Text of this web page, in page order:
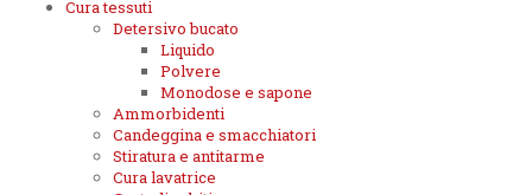
Cura tessuti
Detersivo bucato
Liquido
Polvere
Monodose e sapone
Ammorbidenti
Candeggina e smacchiatori
Stiratura e antitarme
Cura lavatrice